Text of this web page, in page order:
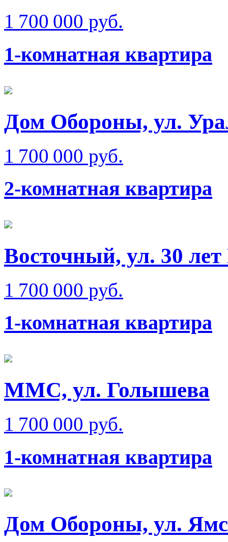
1 700 000 руб.
1-комнатная квартира
Дом Обороны, ул.
1 700 000 руб.
2-комнатная квартира
Восточный, ул. 30
1 700 000 руб.
1-комнатная квартира
ММС, ул. Голышева
1 700 000 руб.
1-комнатная квартира
Дом Обороны, ул.